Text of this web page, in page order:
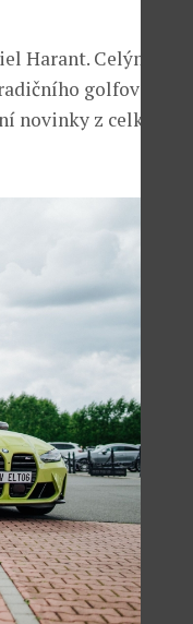
Harant. Celým dnem
golfového
z celkové